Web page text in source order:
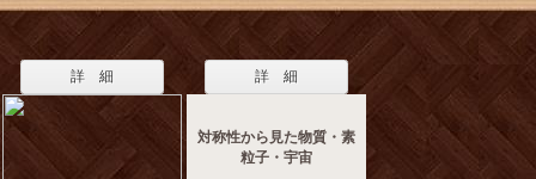
詳 細 詳 細
対称性から見た物質・素
粒子・宇宙